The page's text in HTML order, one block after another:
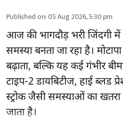
Published on:05 Aug 2026, 5:30 pm
आज की भागदौड़ भरी जिंदगी
समस्या बनता जा रहा है।
बढ़ाता, बल्कि यह कई गंभीर
टाइप-2 डायबिटीज, हाई ब्लड
स्ट्रोक जैसी समस्याओं का
जाता है।